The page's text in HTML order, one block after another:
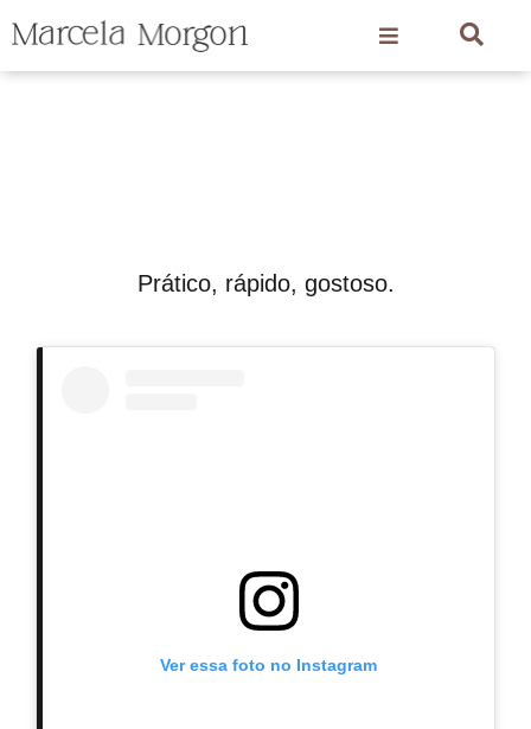
Prático, rápido, gostoso.
Ver essa foto no Instagram